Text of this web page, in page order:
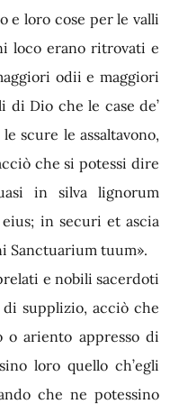
e loro cose per le valli
loco erano ritrovati e
odii e maggiori
di Dio che le case de’
scure le assaltavono,
che si potessi dire
in silva lignorum
in securi et ascia
Sanctuarium tuum».
e nobili sacerdoti
supplizio, acciò che
o ariento appresso di
loro quello ch’egli
che ne potessino